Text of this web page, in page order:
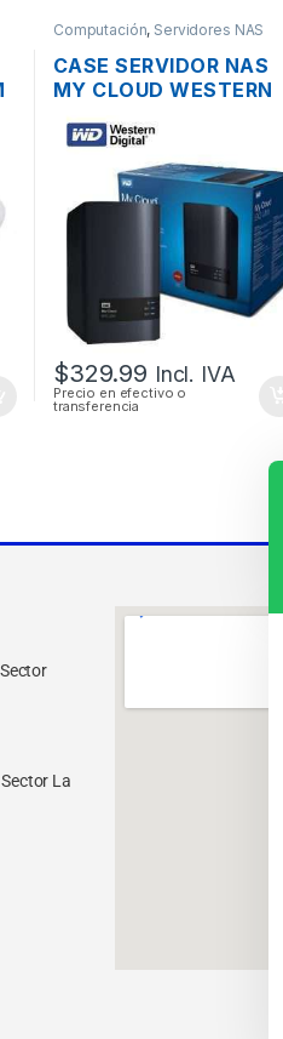
Computación, Servidores NAS
CASE SERVIDOR NAS
MY CLOUD WESTERN
CON USB 3.0 Y PUERTO
DE RED GIGABIT
$329.99 Incl. IVA
Precio en efectivo o
transferencia
La